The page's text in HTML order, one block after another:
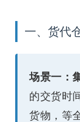
一、货代
场景一：
的交货时
货物，等